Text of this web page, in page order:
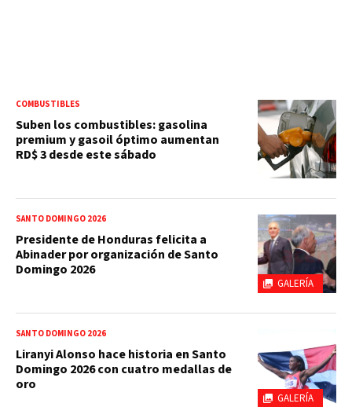
COMBUSTIBLES
Suben los combustibles: gasolina
premium y gasoil óptimo aumentan
RD$ 3 desde este sábado
GALERÍA
SANTO DOMINGO 2026
Presidente de Honduras felicita a
Abinader por organización de Santo
Domingo 2026
GALERÍA
SANTO DOMINGO 2026
Liranyi Alonso hace historia en Santo
Domingo 2026 con cuatro medallas de
oro